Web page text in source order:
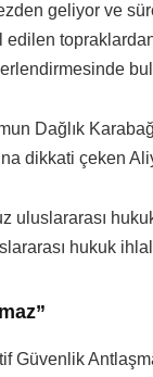
geliyor ve
edilen
Dağlık
dikkati çeken
uluslararası
hukuk
Güvenlik